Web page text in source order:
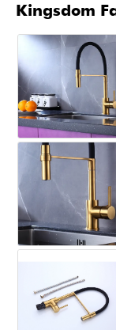
Kingsdom